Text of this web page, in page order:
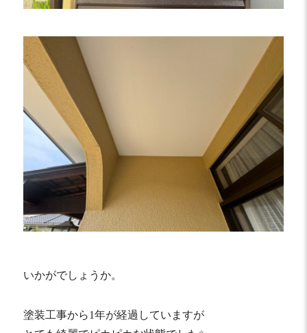
いかがでしょうか。
塗装工事から1年が経過していますが